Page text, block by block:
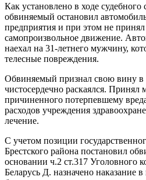
Как установлено в ходе судебного
обвиняемый остановил
предприятия и при этом не
самопроизвольное движение.
наехал на 31-летнего мужчину,
телесные повреждения.
Обвиняемый признал свою вину в
чистосердечно раскаялся.
причиненного потерпевшему
расходов учреждения
лечение.
С учетом позиции
Брестского района постановил
основании ч.2 ст.317 Уголовного
Беларусь Д. назначено наказание